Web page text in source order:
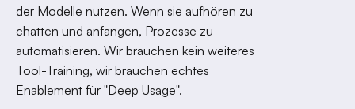
der Modelle nutzen. Wenn sie aufhören zu
chatten und anfangen, Prozesse zu
automatisieren. Wir brauchen kein weiteres
Tool-Training, wir brauchen echtes
Enablement für "Deep Usage".